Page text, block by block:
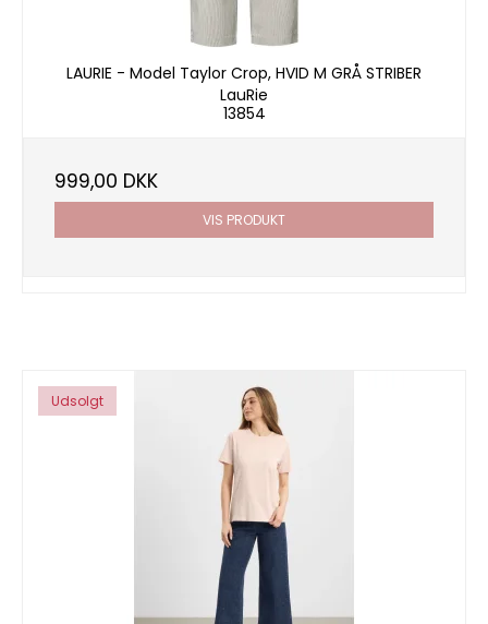
LAURIE - Model Taylor Crop, HVID M GRÅ STRIBER
LauRie
13854
999,00 DKK
VIS PRODUKT
Udsolgt